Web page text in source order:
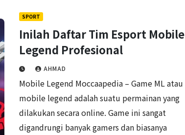
SPORT
Inilah Daftar Tim Esport Mobile
Legend Profesional
AHMAD
Mobile Legend Moccaapedia – Game ML atau
mobile legend adalah suatu permainan yang
dilakukan secara online. Game ini sangat
digandrungi banyak gamers dan biasanya